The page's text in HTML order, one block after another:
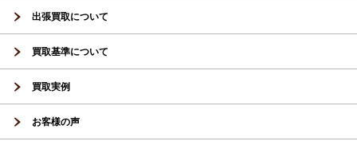
出張買取について
買取基準について
買取実例
お客様の声